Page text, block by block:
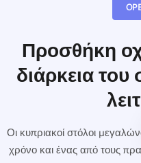
Προσθήκη
διάρκεια
Οι κυπριακοί στόλοι
χρόνο και ένας από τους